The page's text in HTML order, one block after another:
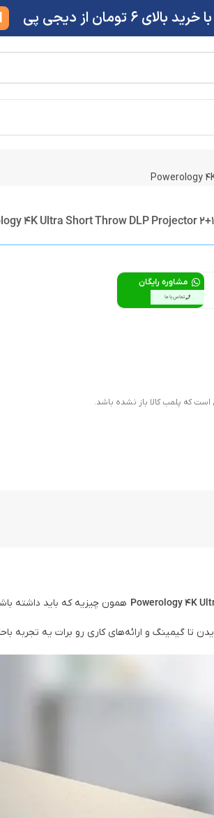
مشاوره رایگان
تماس با ما
است که پلمب کالا باز نشده باشد.
همون چیزیه که باید داشته
با خرید بالای 6 تومان از دیجی پی